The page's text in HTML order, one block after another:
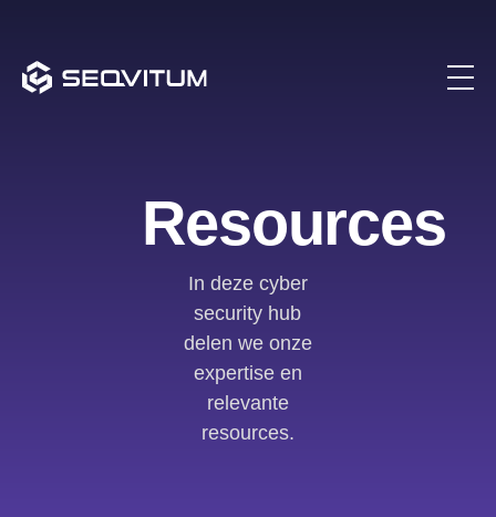
Resources
In deze cyber
security hub
delen we onze
expertise en
relevante
resources.